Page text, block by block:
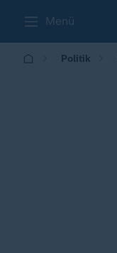
Menü
Politik